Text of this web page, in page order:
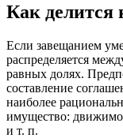
Как делится
Если завещанием
распределяется
равных долях.
составление
наиболее
имущество:
и т. п.